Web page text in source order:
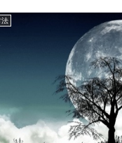
くらでもありますが、後
法